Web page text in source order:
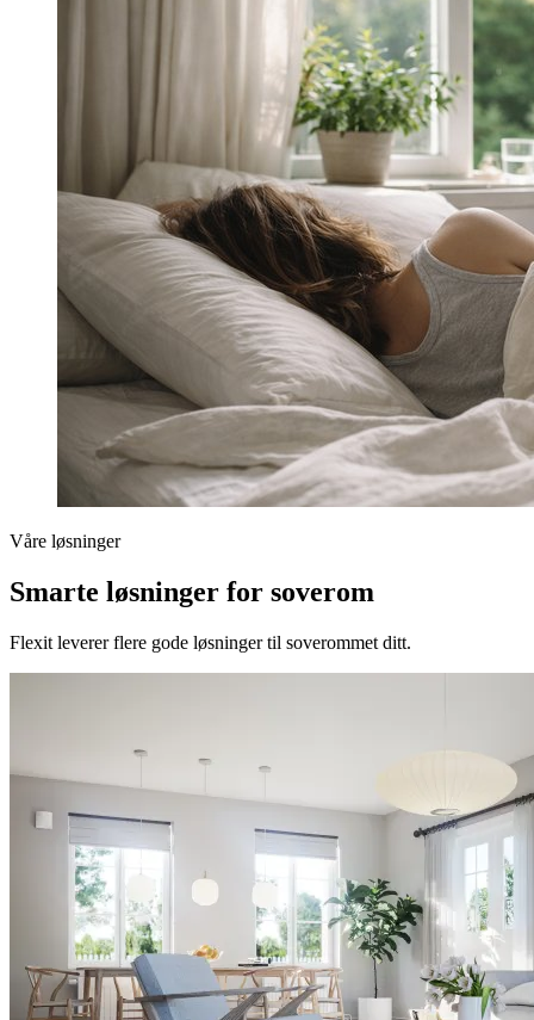
Våre løsninger
Smarte løsninger for soverom
Flexit leverer flere gode løsninger til soverommet ditt.